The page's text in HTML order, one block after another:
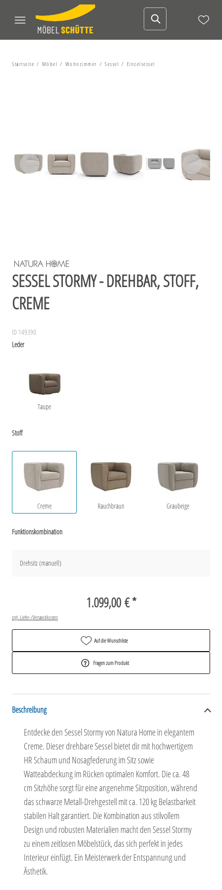
Startseite Möbel Wohnzimmer Sessel Einzelsessel
SESSEL STORMY - DREHBAR, STOFF,
CREME
ID 149390
Leder
Taupe
Stoff
Creme Rauchbraun Graubeige
Funktionskombination
Drehsitz (manuell)
1.099,00 € *
zzgl. Liefer-/Versandkosten
Auf die Wunschliste
Fragen zum Produkt
Beschreibung
Entdecke den Sessel Stormy von Natura Home in elegantem
Creme. Dieser drehbare Sessel bietet dir mit hochwertigem
HR Schaum und Nosagfederung im Sitz sowie
Watteabdeckung im Rücken optimalen Komfort. Die ca. 48
cm Sitzhöhe sorgt für eine angenehme Sitzposition, während
das schwarze Metall-Drehgestell mit ca. 120 kg Belastbarkeit
stabilen Halt garantiert. Die Kombination aus stilvollem
Design und robusten Materialien macht den Sessel Stormy
zu einem zeitlosen Möbelstück, das sich perfekt in jedes
Interieur einfügt. Ein Meisterwerk der Entspannung und
Ästhetik.